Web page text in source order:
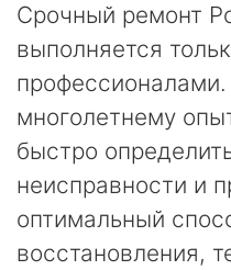
Срочный ремонт
выполняется
многолетнему
быстро
неисправности и
оптимальный
восстановления,